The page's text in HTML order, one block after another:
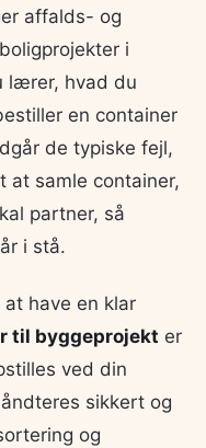
affalds- og
i
lærer, hvad du
en container
de typiske fejl,
at samle container,
partner, så
i stå.
have en klar
til byggeprojekt er
ved din
sikkert og
og